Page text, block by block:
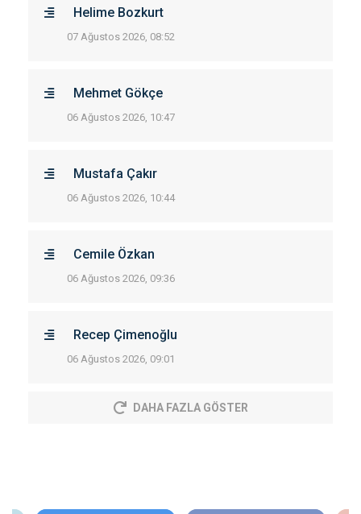
Helime Bozkurt
07 Ağustos 2026, 08:52
Mehmet Gökçe
06 Ağustos 2026, 10:47
Mustafa Çakır
06 Ağustos 2026, 10:44
Cemile Özkan
06 Ağustos 2026, 09:36
Recep Çimenoğlu
06 Ağustos 2026, 09:01
DAHA FAZLA GÖSTER